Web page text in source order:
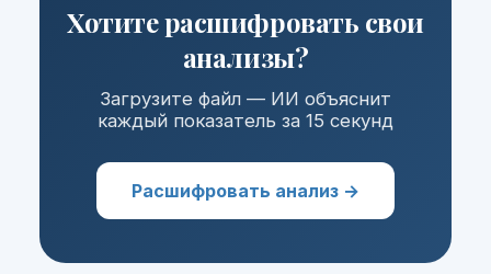
Хотите расшифровать свои
анализы?
Загрузите файл — ИИ объяснит
каждый показатель за 15 секунд
Расшифровать анализ →